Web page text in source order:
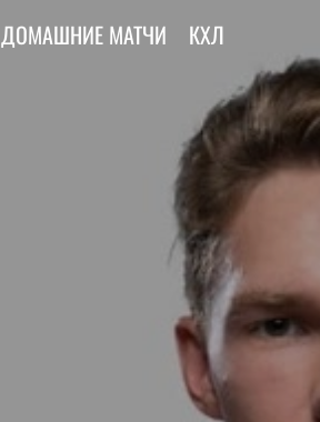
ДОМАШНИЕ МАТЧИ КХЛ